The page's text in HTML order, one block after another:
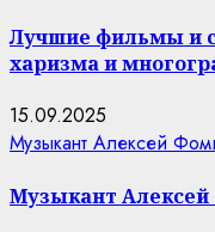
Лучшие фильмы и
харизма и
15.09.2025
Музыкант Алексей
Музыкант